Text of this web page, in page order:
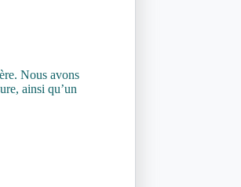
Nous avons
ainsi qu’un